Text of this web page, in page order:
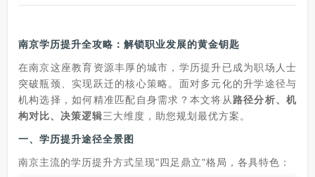
南京学历提升全攻略：解锁职业发展的黄金钥匙
在南京这座教育资源丰厚的城市，学历提升已成为职场人士
突破瓶颈、实现跃迁的核心策略。面对多元化的升学途径与
机构选择，如何精准匹配自身需求？本文将从 路径分析、机
构对比、决策逻辑三大维度，助您规划最优方案。
一、学历提升途径全景图
南京主流的学历提升方式呈现"四足鼎立"格局，各具特色：